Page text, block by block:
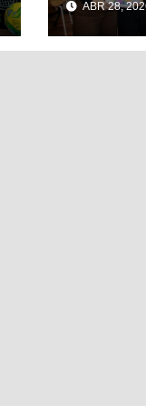
ABR 28,